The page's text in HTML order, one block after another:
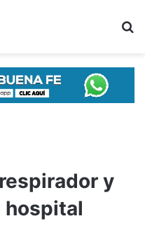
y
hospital